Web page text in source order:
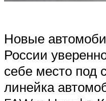
Новые
России
себе место под
линейка